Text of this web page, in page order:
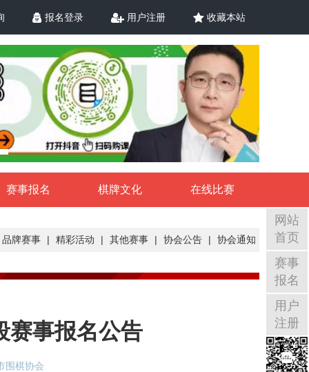
报名登录 用户注册 收藏本站
赛事报名 棋牌文化 在线比赛
品牌赛事 | 精彩活动 | 其他赛事 | 协会公告 | 协会通知
赛事报名公告
围棋协会
网站
首页
赛事
报名
用户
注册